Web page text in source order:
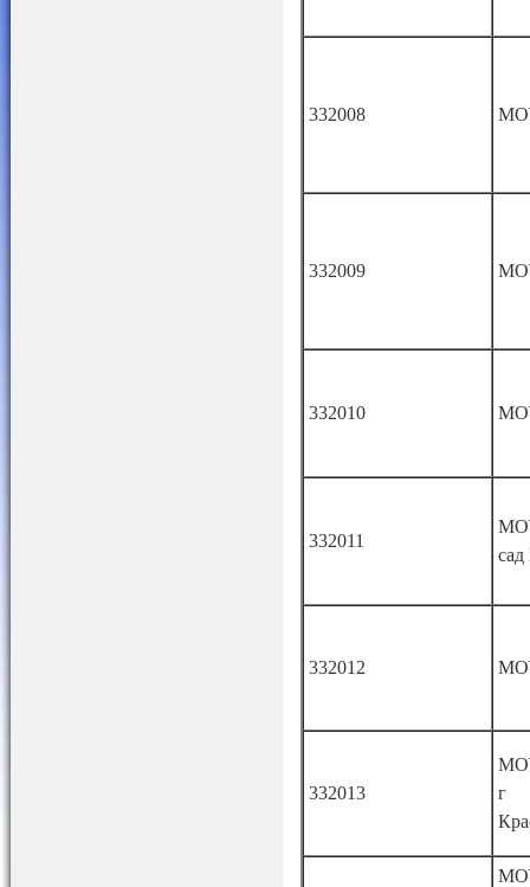
332008
332009
332010
332011
332012
332013
г